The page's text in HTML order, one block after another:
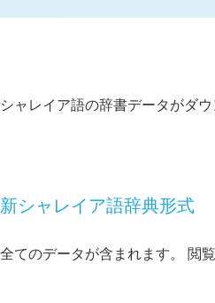
シャレイア語の辞書データがダウ
新シャレイア語辞典形式
全てのデータが含まれます。 閲